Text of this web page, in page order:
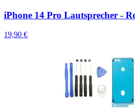
iPhone 14 Pro Lautsprecher -
19,90 €